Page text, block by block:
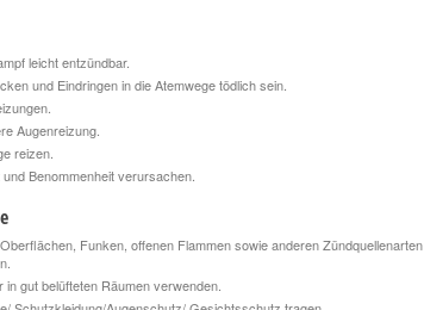
leicht entzündbar.
und Eindringen in die Atemwege tödlich sein.
Augenreizung.
reizen.
Benommenheit verursachen.
Funken, offenen Flammen sowie anderen Zündquellenarten
gut belüfteten Räumen verwenden.